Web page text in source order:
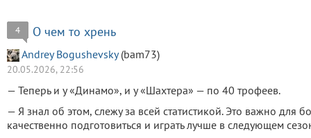
4 О чем то хрень
Andrey Bogushevsky(bam73)
20.05.2026, 22:56
— Теперь и у «Динамо», и у «Шахтера» — по 40 трофеев.
— Я знал об этом, слежу за всей статистикой. Это важно
качественно подготовиться и играть лучше в следующем